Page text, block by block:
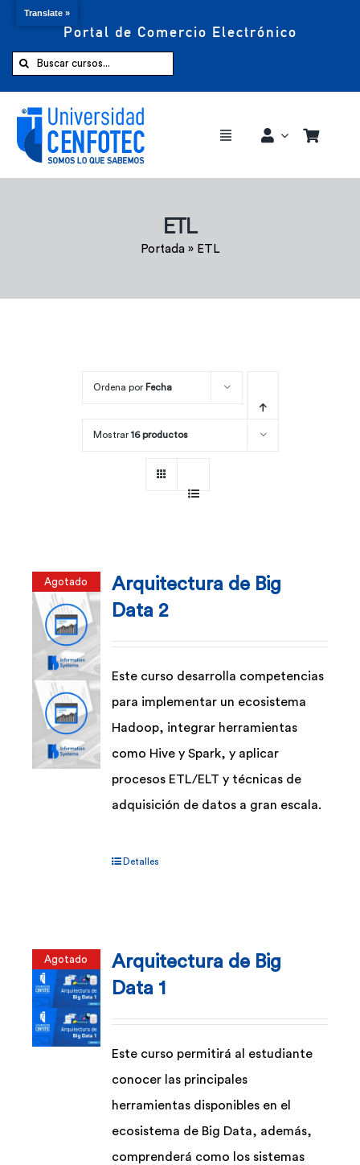
Portal de Comercio Electrónico
Buscar:
Toggle
Comprar ahora
ETL
Portada» ETL
Ordena por Fecha
Mostrar 16 productos
Agotado
Arquitectura de Big
Data 2
Este curso desarrolla competencias
para implementar un ecosistema
Hadoop, integrar herramientas
como Hive y Spark, y aplicar
procesos ETL/ELT y técnicas de
adquisición de datos a gran escala.
Detalles
Agotado
Arquitectura de Big
Data 1
Este curso permitirá al estudiante
conocer las principales
herramientas disponibles en el
ecosistema de Big Data, además,
comprenderá como los sistemas
Translate »